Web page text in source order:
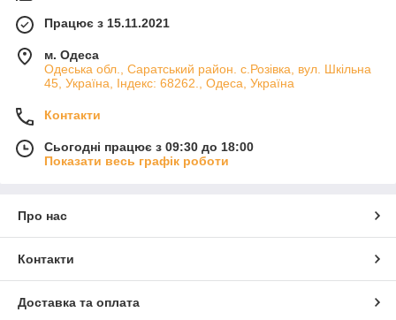
Працює з 15.11.2021
м. Одеса
Одеська обл., Саратський район. с.Розівка, вул. Шкільна
45, Україна, Індекс: 68262., Одеса, Україна
Контакти
Сьогодні працює з 09:30 до 18:00
Показати весь графік роботи
Про нас
Контакти
Доставка та оплата